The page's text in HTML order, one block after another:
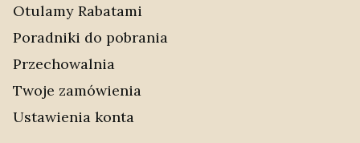
Otulamy Rabatami
Poradniki do pobrania
Przechowalnia
Twoje zamówienia
Ustawienia konta